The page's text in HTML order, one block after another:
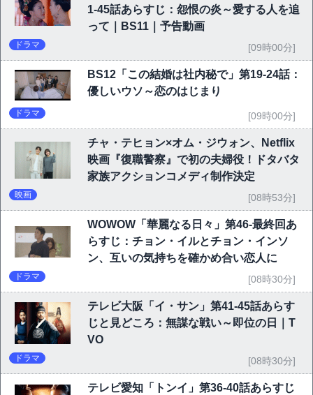
1-45話あらすじ：怨恨の炎～愛する人を追
って｜BS11｜予告動画
ドラマ [09時00分]
BS12「この結婚は社内秘で」第19-24話：
優しいウソ～恋のはじまり
ドラマ [09時00分]
チャ・テヒョン×オム・ジウォン、Netflix
映画『復職警察』で初の夫婦役！ドタバタ
家族アクションコメディ制作決定
映画 [08時53分]
WOWOW「華麗なる日々」第46-最終回あ
らすじ：チョン・イルとチョン・インソ
ン、互いの気持ちを確かめ合い恋人に
ドラマ [08時30分]
テレビ大阪「イ・サン」第41-45話あらす
じと見どころ：無謀な戦い～即位の日｜T
VO
ドラマ [08時30分]
テレビ愛知「トンイ」第36-40話あらすじ